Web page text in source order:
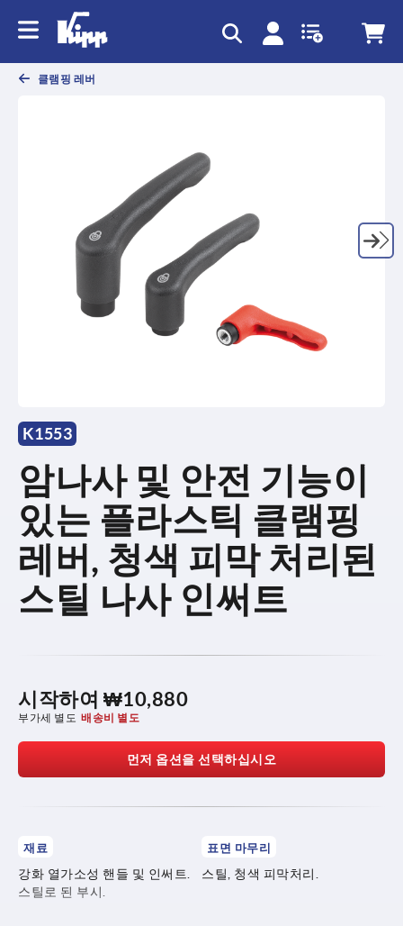
클램핑 레버
K1553
암나사 및 안전 기능이
있는 플라스틱 클램핑
레버, 청색 피막 처리된
스틸 나사 인써트
시작하여 ₩10,880
부가세 별도 배송비 별도
먼저 옵션을 선택하십시오
재료
강화 열가소성 핸들 및 인써트.
스틸로 된 부시.
표면 마무리
스틸, 청색 피막처리.